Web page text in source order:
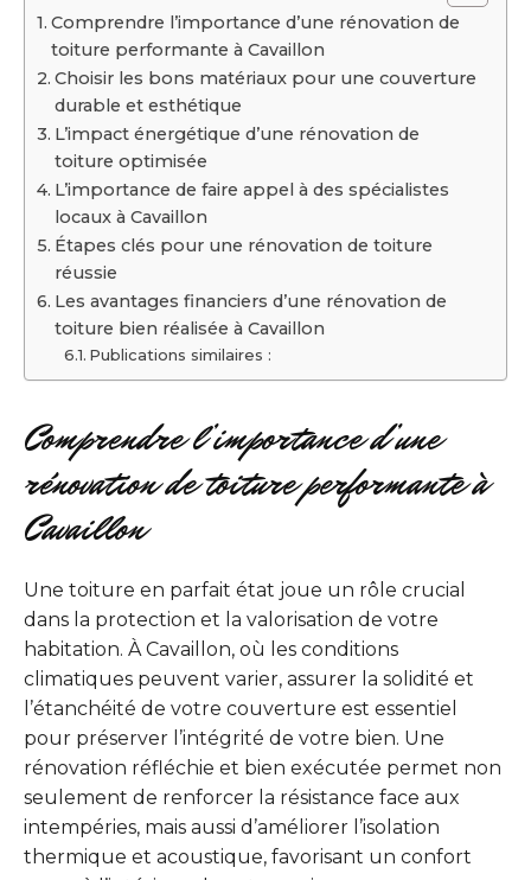
Comprendre l’importance d’une rénovation de
toiture performante à Cavaillon
Choisir les bons matériaux pour une couverture
durable et esthétique
L’impact énergétique d’une rénovation de
toiture optimisée
L’importance de faire appel à des spécialistes
locaux à Cavaillon
Étapes clés pour une rénovation de toiture
réussie
Les avantages financiers d’une rénovation de
toiture bien réalisée à Cavaillon
Publications similaires :
Comprendre l’importance d’une
rénovation de toiture performante à
Cavaillon
Une toiture en parfait état joue un rôle crucial
dans la protection et la valorisation de votre
habitation. À Cavaillon, où les conditions
climatiques peuvent varier, assurer la solidité et
l’étanchéité de votre couverture est essentiel
pour préserver l’intégrité de votre bien. Une
rénovation réfléchie et bien exécutée permet non
seulement de renforcer la résistance face aux
intempéries, mais aussi d’améliorer l’isolation
thermique et acoustique, favorisant un confort